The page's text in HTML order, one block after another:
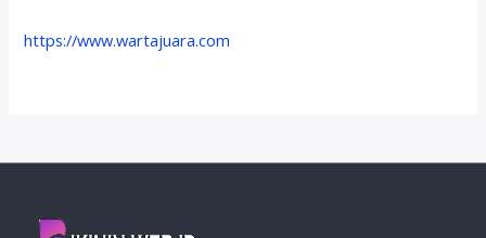
https://www.wartajuara.com